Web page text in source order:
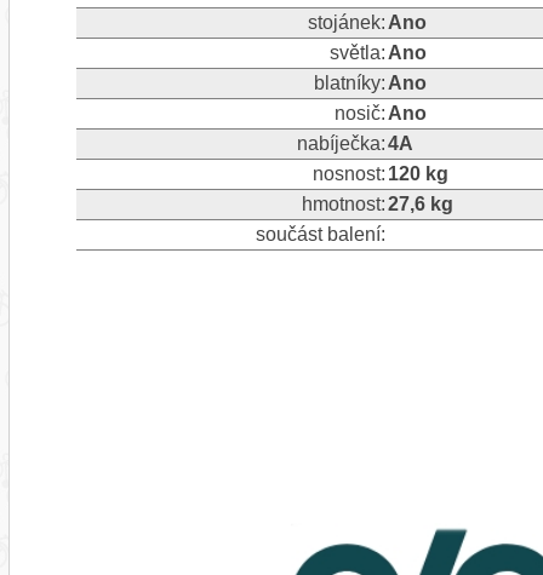
stojánek: Ano
světla: Ano
blatníky: Ano
nosič: Ano
nabíječka:4A
nosnost: 120 kg
hmotnost:27,6 kg
součást balení: